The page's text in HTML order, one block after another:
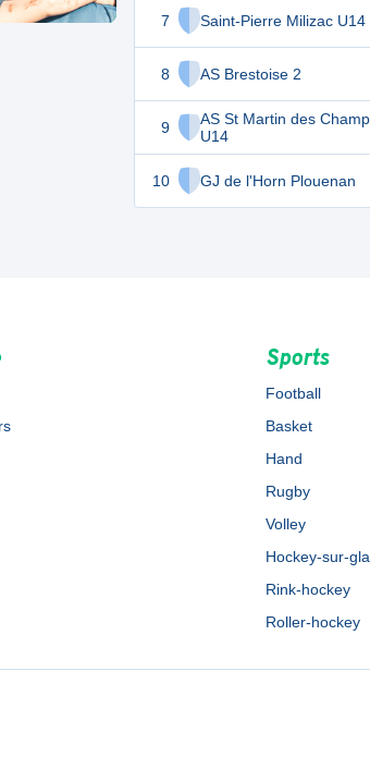
7 Saint-Pierre Milizac U14
8 AS Brestoise 2
9
AS St Martin des
U14
10 GJ de l'Horn Plouenan
Sports
Football
Basket
Hand
Rugby
Volley
Hockey-sur-
Rink-hockey
Roller-hockey